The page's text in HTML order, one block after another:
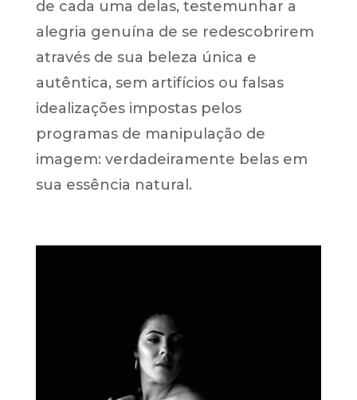
de cada uma delas, testemunhar a
alegria genuína de se redescobrirem
através de sua beleza única e
autêntica, sem artifícios ou falsas
idealizações impostas pelos
programas de manipulação de
imagem: verdadeiramente belas em
sua essência natural.